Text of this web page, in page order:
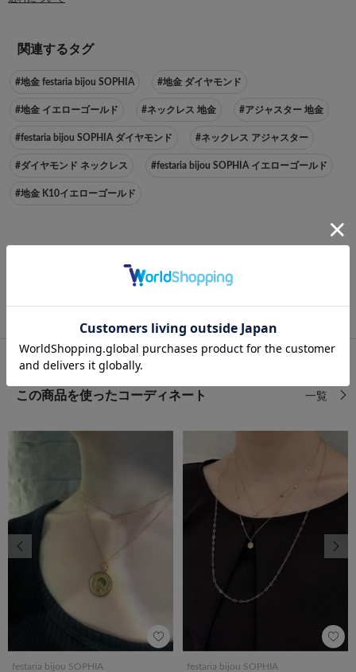
関連するタグ
#地金 festaria bijou SOPHIA #地金 ダイヤモンド
#地金 イエローゴールド #ネックレス 地金 #アジャスター 地金
#festaria bijou SOPHIA ダイヤモンド #ネックレス アジャスター
#ダイヤモンド ネックレス #festaria bijou SOPHIA イエローゴールド
#地金 K10イエローゴールド
この商品を使ったコーディネート 一覧
festaria bijou SOPHIA festaria bijou SOPHIA
前の画像